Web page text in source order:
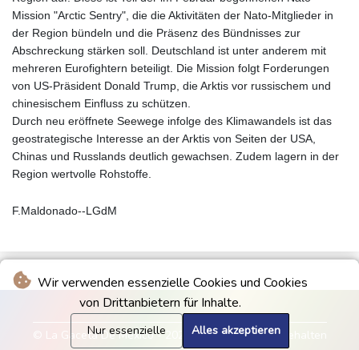
Wir verwenden essenzielle Cookies und Cookies
von Drittanbietern für Inhalte.
Nur essenzielle Alles akzeptieren
Mission "Arctic Sentry", die die Aktivitäten der Nato-Mitglieder in
der Region bündeln und die Präsenz des Bündnisses zur
Abschreckung stärken soll. Deutschland ist unter anderem mit
mehreren Eurofightern beteiligt. Die Mission folgt Forderungen
von US-Präsident Donald Trump, die Arktis vor russischem und
chinesischem Einfluss zu schützen.
Durch neu eröffnete Seewege infolge des Klimawandels ist das
geostrategische Interesse an der Arktis von Seiten der USA,
Chinas und Russlands deutlich gewachsen. Zudem lagern in der
Region wertvolle Rohstoffe.
F.Maldonado--LGdM
© La Gaceta De Mexico - 2026 - Alle Rechte vorbehalten